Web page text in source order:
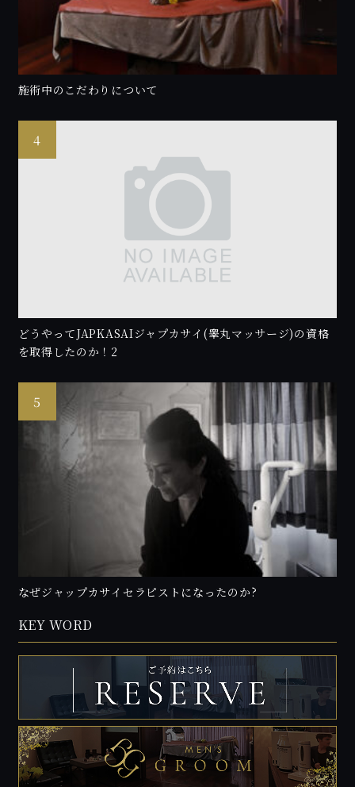
施術中のこだわりについて
どうやってJAPKASAIジャプカサイ(睾丸マッサージ)の資格
を取得したのか！2
なぜジャップカサイセラピストになったのか?
KEY WORD